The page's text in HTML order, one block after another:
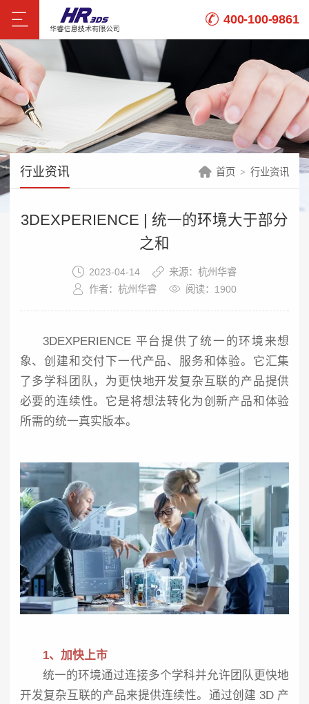
400-100-9861
行业资讯 首页 行业资讯
3DEXPERIENCE | 统一的环境大于部分
之和
2023-04-14
来源：杭州华睿
作者：杭州华睿
阅读：1900
3DEXPERIENCE 平台提供了统一的环境来想
象、创建和交付下一代产品、服务和体验。它汇集
了多学科团队，为更快地开发复杂互联的产品提供
必要的连续性。它是将想法转化为创新产品和体验
所需的统一真实版本。
1、加快上市
统一的环境通过连接多个学科并允许团队更快地
开发复杂互联的产品来提供连续性。通过创建 3D 产